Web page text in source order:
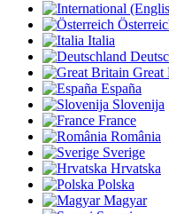
Italia
Great
España
Slovenija
France
România
Sverige
Hrvatska
Polska
Magyar